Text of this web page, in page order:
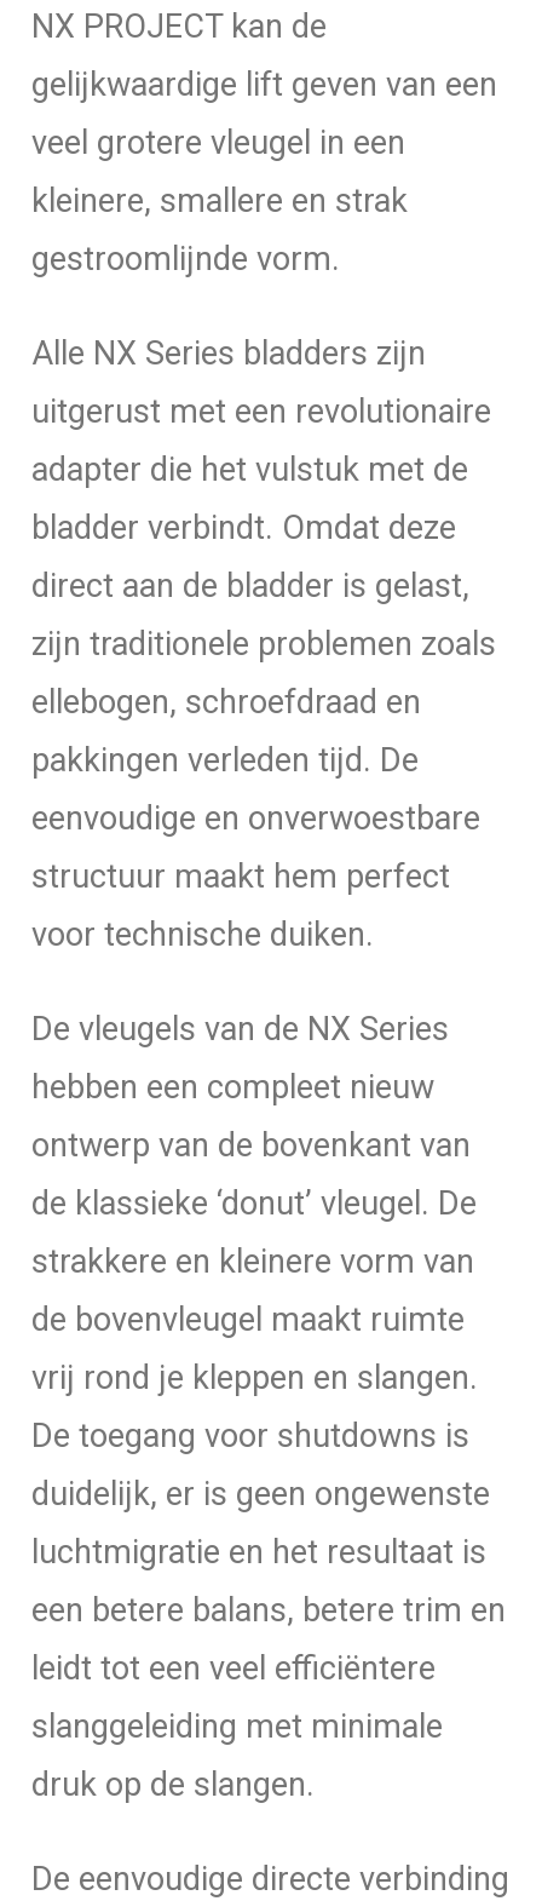
NX PROJECT kan de
gelijkwaardige lift geven van een
veel grotere vleugel in een
kleinere, smallere en strak
gestroomlijnde vorm.
Alle NX Series bladders zijn
uitgerust met een revolutionaire
adapter die het vulstuk met de
bladder verbindt. Omdat deze
direct aan de bladder is gelast,
zijn traditionele problemen zoals
ellebogen, schroefdraad en
pakkingen verleden tijd. De
eenvoudige en onverwoestbare
structuur maakt hem perfect
voor technische duiken.
De vleugels van de NX Series
hebben een compleet nieuw
ontwerp van de bovenkant van
de klassieke ‘donut’ vleugel. De
strakkere en kleinere vorm van
de bovenvleugel maakt ruimte
vrij rond je kleppen en slangen.
De toegang voor shutdowns is
duidelijk, er is geen ongewenste
luchtmigratie en het resultaat is
een betere balans, betere trim en
leidt tot een veel efficiëntere
slanggeleiding met minimale
druk op de slangen.
De eenvoudige directe verbinding